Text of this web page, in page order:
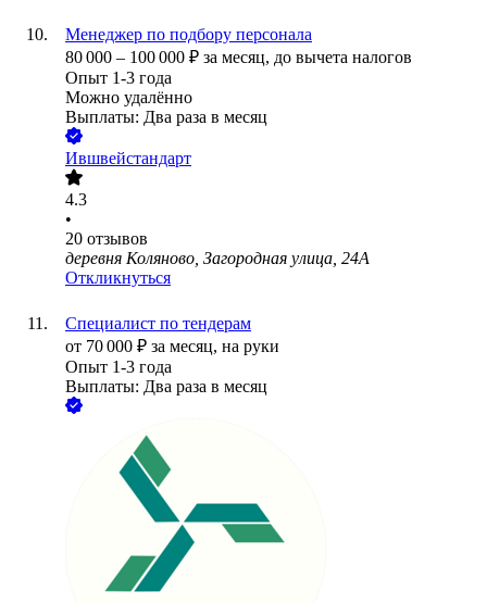
Менеджер по подбору персонала
80 000 – 100 000 ₽ за месяц, до вычета налогов
Опыт 1-3 года
Можно удалённо
Выплаты: Два раза в месяц
Ившвейстандарт
4.3
•
20 отзывов
деревня Коляново, Загородная улица, 24А
Откликнуться
Специалист по тендерам
от 70 000 ₽ за месяц, на руки
Опыт 1-3 года
Выплаты: Два раза в месяц